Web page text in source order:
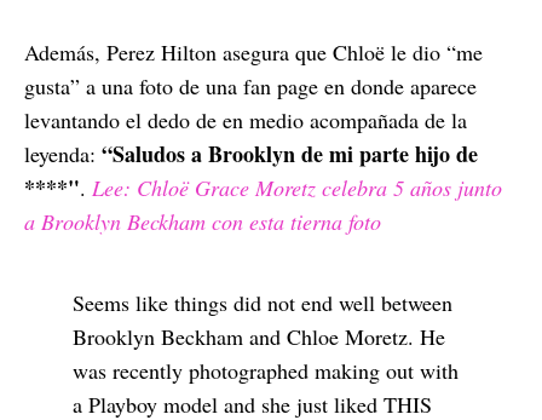
Además, Perez Hilton asegura que Chloë le dio “me
gusta” a una foto de una fan page en donde aparece
levantando el dedo de en medio acompañada de la
leyenda: “Saludos a Brooklyn de mi parte hijo de
****". Lee: Chloë Grace Moretz celebra 5 años junto
a Brooklyn Beckham con esta tierna foto
Seems like things did not end well between
Brooklyn Beckham and Chloe Moretz. He
was recently photographed making out with
a Playboy model and she just liked THIS